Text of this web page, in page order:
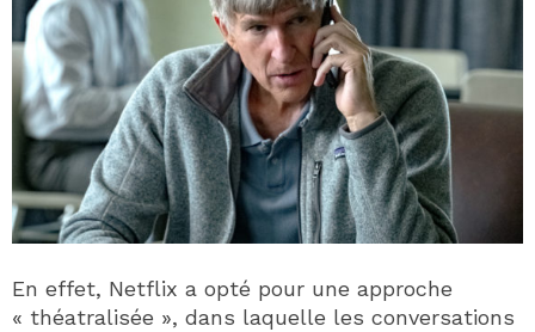
En effet, Netflix a opté pour une approche
« théatralisée », dans laquelle les conversations